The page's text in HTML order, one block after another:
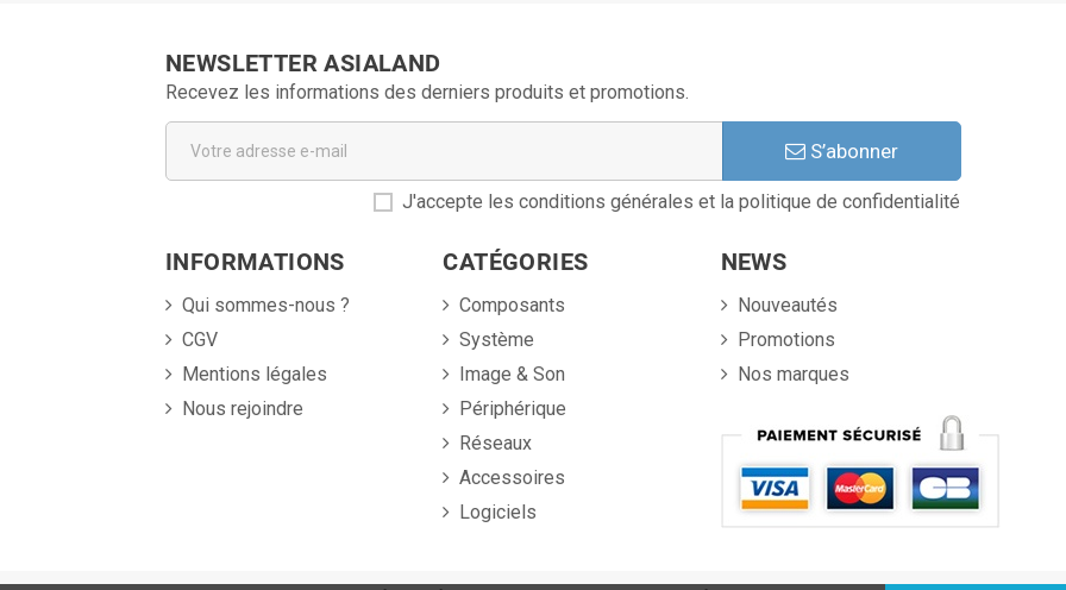
NEWSLETTER ASIALAND
Recevez les informations des derniers produits et promotions.
S’abonner
J'accepte les conditions générales et la politique de confidentialité
INFORMATIONS
Qui sommes-nous ?
CGV
Mentions légales
Nous rejoindre
CATÉGORIES
Composants
Système
Image & Son
Périphérique
Réseaux
Accessoires
Logiciels
NEWS
Nouveautés
Promotions
Nos marques